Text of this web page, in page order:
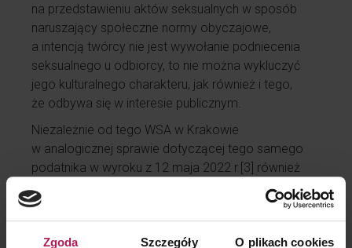
Zgoda Szczegóły O plikach cookies
na przedstawieniu aktów seksualnych w sposób
naruszający społeczne normy obyczajowe,
a intencją twórcy nie jest wywołanie podniecenia
seksualnego u odbiorcy, to nie można wykluczyć
jego kulturalnego charakteru, jak również i tego,
że odbywa się w interesie publicznym.
Niezależnie od tego WSA w Krakowie
w analogicznej sprawie dotyczącej tego samego
podatnika w wyroku z 12 maja 2022 r. [3] również
nie zgodził się ze stanowiskiem organu i uchylił
zaskarżoną interpretację ze względów
proceduralnych.